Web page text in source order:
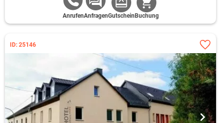
AnrufenAnfragenGutschein Buchung
ID: 25146